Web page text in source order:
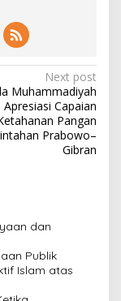
Next post
Muhammadiyah
Apresiasi Capaian
Pangan
Prabowo–
Gibran
dan
Publik
Islam atas